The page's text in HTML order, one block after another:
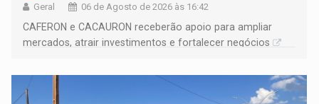
Geral 06 de Agosto de 2026 às 16:42
CAFERON e CACAURON receberão apoio para ampliar
mercados, atrair investimentos e fortalecer negócios